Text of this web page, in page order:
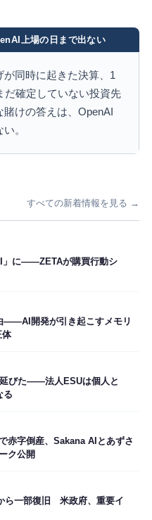
上場の日まで出ない
同時に起きた決算、1
だ確定していない投資先
けの答えは、OpenAI
。
すべての新着情報を見る →
」に——ZETAが購買行動シ
——AI開発が引き起こすメモリ
体
びた——法人ESUは個人と
る
赤字倒産、Sakana AIとあずさ
ク公開
ら一部復旧 米政府、重要イ